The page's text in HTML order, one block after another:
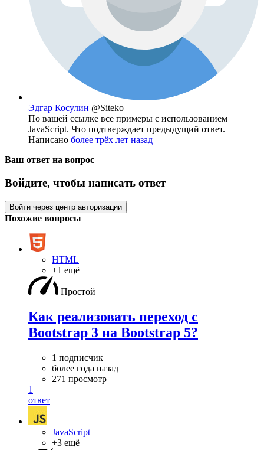
Эдгар Косулин @Siteko
По вашей ссылке все примеры с использованием
JavaScript. Что подтверждает предыдущий ответ.
Написано более трёх лет назад
Ваш ответ на вопрос
Войдите, чтобы написать ответ
Войти через центр авторизации
Похожие вопросы
HTML
+1 ещё
Простой
Как реализовать переход с
Bootstrap 3 на Bootstrap 5?
1 подписчик
более года назад
271 просмотр
1
ответ
JavaScript
+3 ещё